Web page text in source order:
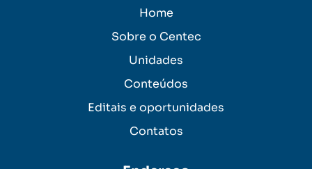
Home
Sobre o Centec
Unidades
Conteúdos
Editais e oportunidades
Contatos